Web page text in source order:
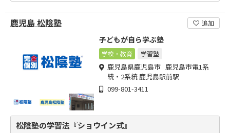
鹿児島 松陰塾 追加
子どもが自ら学ぶ塾
学校・教育 学習塾
鹿児島県鹿児島市 鹿児島市電1系
統・2系統 鹿児島駅前駅
099-801-3411
松陰塾の学習法『ショウイン式』